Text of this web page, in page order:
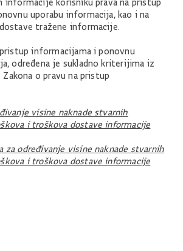
informacije korisniku prava na pristup
uporabu informacija, kao i na
tražene informacije.
informacijama i ponovnu
određena je sukladno kriterijima iz
Zakona o pravu na pristup
visine naknade stvarnih
i troškova dostave informacije
za određivanje visine naknade stvarnih
i troškova dostave informacije